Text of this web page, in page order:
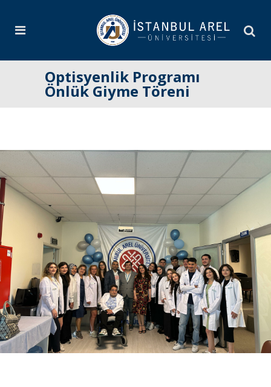
Optisyenlik Programı
Önlük Giyme Töreni